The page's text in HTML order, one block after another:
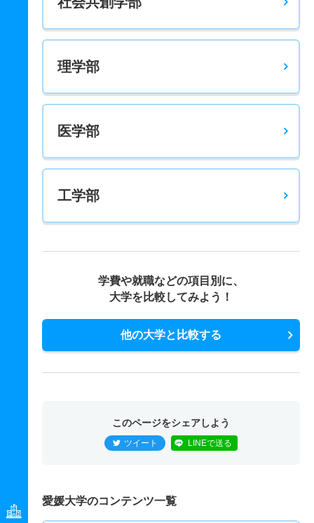
理学部
医学部
工学部
学費や就職などの項目別に、
大学を比較してみよう！
他の大学と比較する
このページをシェアしよう
ツイート LINEで送る
愛媛大学のコンテンツ一覧